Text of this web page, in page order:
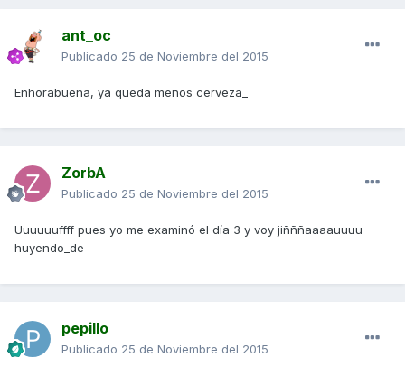
ant_oc
Publicado 25 de Noviembre del 2015
Enhorabuena, ya queda menos cerveza_
ZorbA
Publicado 25 de Noviembre del 2015
Uuuuuuffff pues yo me examinó el día 3 y voy jiñññaaaauuuu
huyendo_de
pepillo
Publicado 25 de Noviembre del 2015